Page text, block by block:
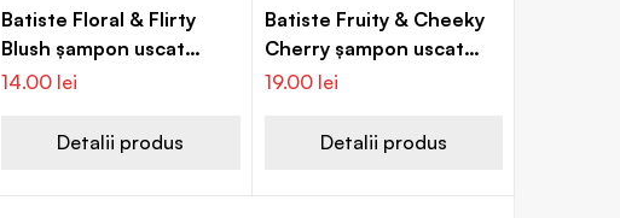
Batiste Floral & Flirty
Blush șampon uscat
pentru volum și strălucire
14.00 lei
Detalii produs
Batiste Fruity & Cheeky
Cherry șampon uscat
pentru volum și strălucire
19.00 lei
Detalii produs